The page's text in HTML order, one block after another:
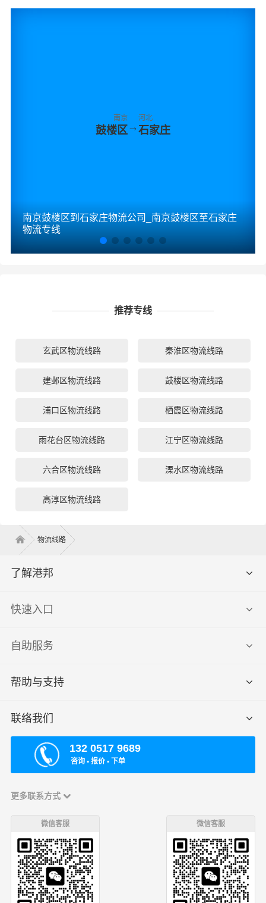
南京
鼓楼区→
河北
石家庄
南京鼓楼区到石家庄物流公司_南京鼓楼区至石家庄
物流专线
推荐专线
玄武区物流线路 秦淮区物流线路
建邺区物流线路 鼓楼区物流线路
浦口区物流线路 栖霞区物流线路
雨花台区物流线路 江宁区物流线路
六合区物流线路 溧水区物流线路
高淳区物流线路
物流线路
了解港邦
快速入口
自助服务
帮助与支持
联络我们
132 0517 9689
咨询 ▪ 报价 ▪ 下单
更多联系方式
微信客服 微信客服